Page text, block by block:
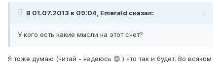
В 01.07.2013 в 09:04, Emerald сказал:
У кого есть какие мысли на этот счет?
Я тоже думаю (читай - надеюсь 😄 ) что так и будет. Во всяком